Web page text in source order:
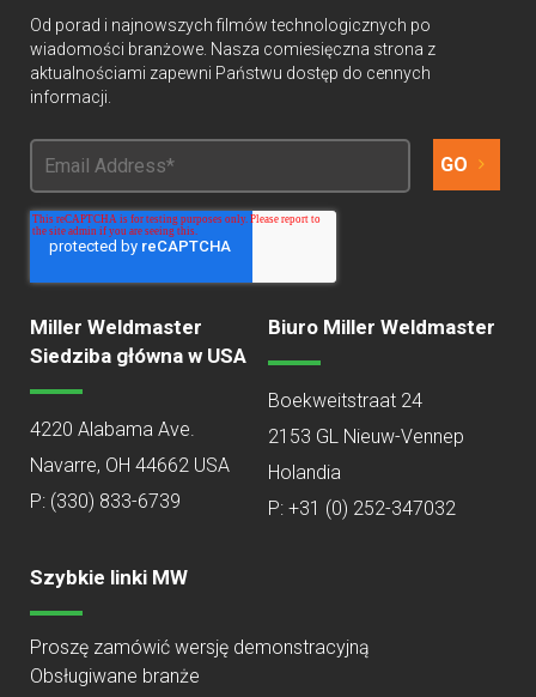
Od porad i najnowszych filmów technologicznych po
wiadomości branżowe. Nasza comiesięczna strona z
aktualnościami zapewni Państwu dostęp do cennych
informacji.
Miller Weldmaster
Siedziba główna w USA
4220 Alabama Ave.
Navarre, OH 44662 USA
P: (330) 833-6739
Biuro Miller Weldmaster
Boekweitstraat 24
2153 GL Nieuw-Vennep
Holandia
P: +31 (0) 252-347032
Szybkie linki MW
Proszę zamówić wersję demonstracyjną
Obsługiwane branże